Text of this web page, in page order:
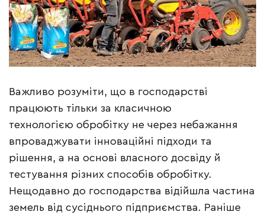
Важливо розуміти, що в господарстві
працюють тільки за класичною
технологією обробітку не через небажання
впроваджувати інноваційні підходи та
рішення, а на основі власного досвіду й
тестування різних способів обробітку.
Нещодавно до господарства відійшла частина
земель від сусіднього підприємства. Раніше